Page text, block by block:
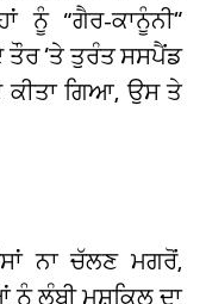
“ਗੈਰ-ਕਾਨੂੰਨੀ”
ਤੌਰ ’ਤੇ ਤੁਰੰਤ ਸਸਪੈਂਡ
ਕੀਤਾ ਗਿਆ, ਉਸ ਤੇ
ਨਾ ਚੱਲਣ ਮਗਰੋਂ,
ਲੰਬੀ ਮੁਸ਼ਕਿਲ ਦਾ